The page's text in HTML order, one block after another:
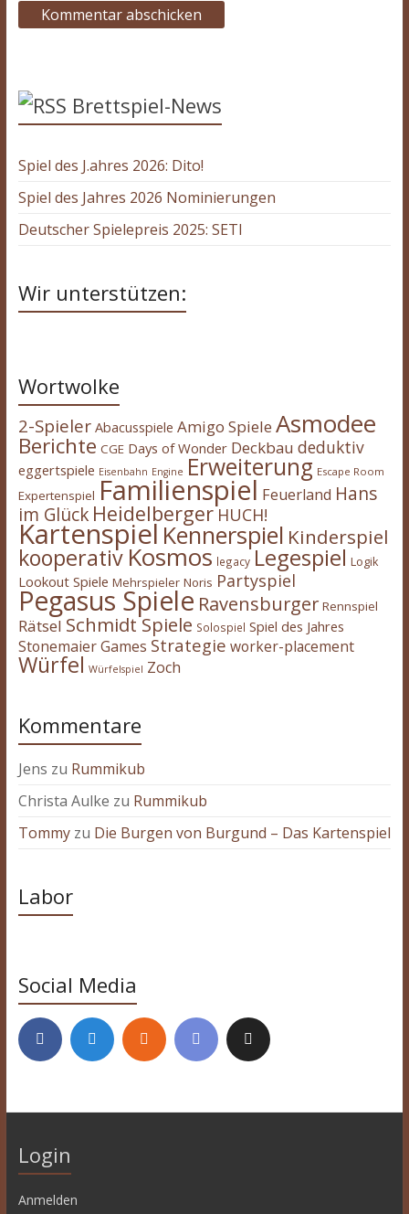
Brettspiel-News
Spiel des J.ahres 2026: Dito!
Spiel des Jahres 2026 Nominierungen
Deutscher Spielepreis 2025: SETI
Wir unterstützen:
Wortwolke
2-Spieler Abacusspiele Amigo Spiele Asmodee
Berichte CGE Days of Wonder Deckbau deduktiv
eggertspiele Eisenbahn Engine Erweiterung Escape Room
Expertenspiel Familienspiel Feuerland Hans
im Glück Heidelberger HUCH!
Kartenspiel Kennerspiel Kinderspiel
kooperativ Kosmos legacy Legespiel Logik
Lookout Spiele Mehrspieler Noris Partyspiel
Pegasus Spiele Ravensburger Rennspiel
Rätsel Schmidt Spiele Solospiel Spiel des Jahres
Stonemaier Games Strategie worker-placement
Würfel Würfelspiel Zoch
Kommentare
Jens zu Rummikub
Christa Aulke zu Rummikub
Tommyzu Die Burgen von Burgund – Das Kartenspiel
Labor
Social Media
Login
Anmelden